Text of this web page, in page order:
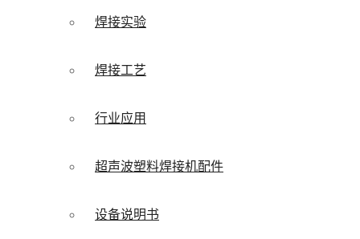
焊接实验
焊接工艺
行业应用
超声波塑料焊接机配件
设备说明书